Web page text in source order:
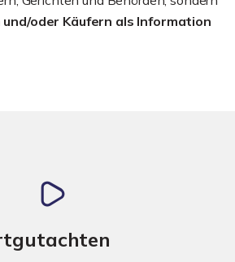
oder Käufern als Information